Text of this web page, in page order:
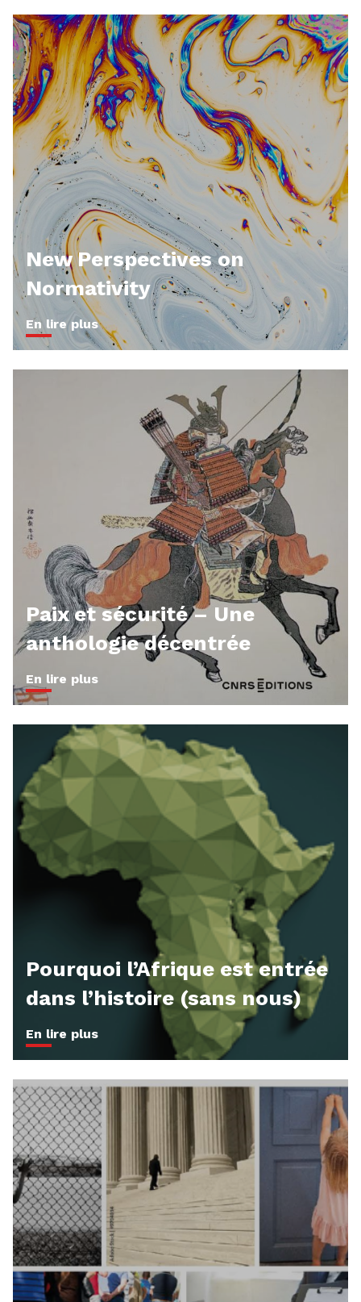
New Perspectives on
Normativity
En lire plus
Paix et sécurité – Une
anthologie décentrée
En lire plus
Pourquoi l’Afrique est entrée
dans l’histoire (sans nous)
En lire plus